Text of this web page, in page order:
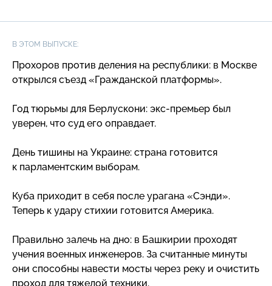
В ЭТОМ ВЫПУСКЕ:
Прохоров против деления на республики: в Москве
открылся съезд «Гражданской платформы».
Год тюрьмы для Берлускони: экс-премьер был
уверен, что суд его оправдает.
День тишины на Украине: страна готовится
к парламентским выборам.
Куба приходит в себя после урагана «Сэнди».
Теперь к удару стихии готовится Америка.
Правильно залечь на дно: в Башкирии проходят
учения военных инженеров. За считанные минуты
они способны навести мосты через реку и очистить
проход для тяжелой техники.